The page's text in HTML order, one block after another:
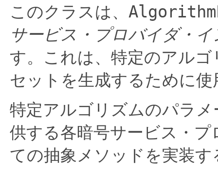
このクラスは、
サービス・プロバイダ・
す。これは、特定のアル
セットを生成するために
特定アルゴリズムのパラ
供する各暗号サービス・
ての抽象メソッドを実装